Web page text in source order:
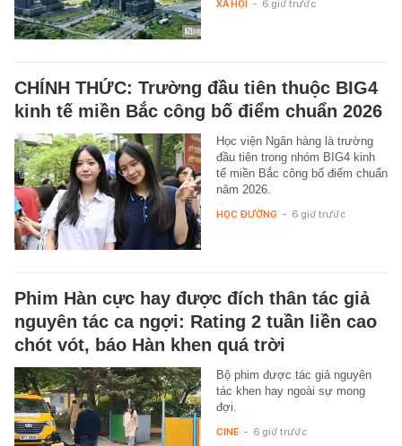
XÃ HỘI - 6 giờ trước
CHÍNH THỨC: Trường đầu tiên thuộc BIG4
kinh tế miền Bắc công bố điểm chuẩn 2026
Học viện Ngân hàng là trường
đầu tiên trong nhóm BIG4 kinh
tế miền Bắc công bố điểm chuẩn
năm 2026.
HỌC ĐƯỜNG - 6 giờ trước
Phim Hàn cực hay được đích thân tác giả
nguyên tác ca ngợi: Rating 2 tuần liền cao
chót vót, báo Hàn khen quá trời
Bộ phim được tác giả nguyên
tác khen hay ngoài sự mong
đợi.
CINE - 6 giờ trước